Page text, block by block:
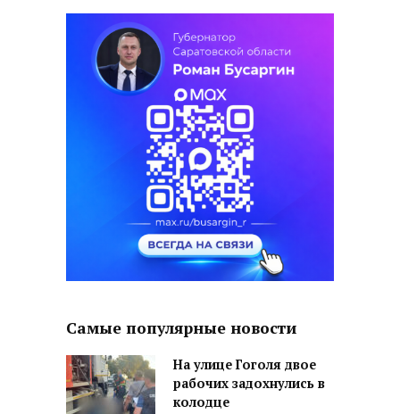
Самые популярные новости
На улице Гоголя двое
рабочих задохнулись в
колодце